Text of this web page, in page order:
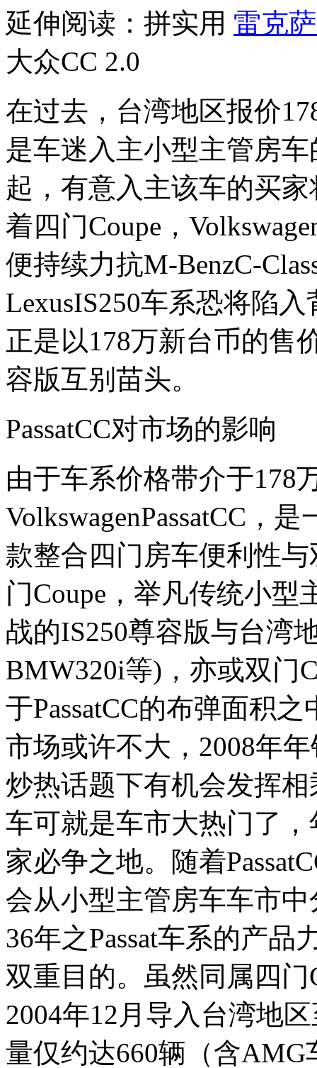
延伸阅读：拼实用 雷克
大众CC 2.0
在过去，台湾地区报价
是车迷入主小型主管房
起，有意入主该车的买
着四门Coupe，
便持续力抗M-BenzC-
LexusIS250车系恐将陷
正是以178万新台币的售
容版互别苗头。
PassatCC对市场的影响
由于车系价格带介于178
VolkswagenPassatCC，
款整合四门房车便利性
门Coupe，举凡传统小
战的IS250尊容版与台湾
BMW320i等)，亦或双门
于PassatCC的布弹面积
市场或许不大，2008年年
炒热话题下有机会发挥
车可就是车市大热门了
家必争之地。随着
会从小型主管房车车市
36年之Passat车系的产
双重目的。虽然同属四门
2004年12月导入台湾地
量仅约达660辆（含